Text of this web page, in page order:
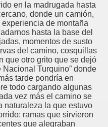
en la madrugada hasta
donde un camión,
de montaña
hasta la base del
momentos de susto
del camino, cosquillas
que otro grito que se dejó
Turquino” donde
tarde pondría en
todo cargando algunas
vez más el camino se
naturaleza la que estuvo
ramas que sirvieron
que alegraban